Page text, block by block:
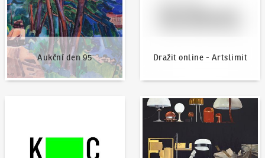
Aukční den 95 Dražit online - Artslimit
Aktuality